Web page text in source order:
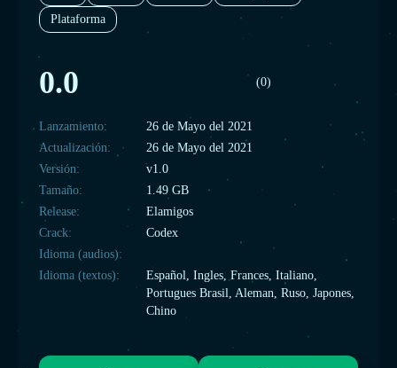
Plataforma
0.0 (0)
Lanzamiento:
26 de Mayo del 2021
Actualización:
26 de Mayo del 2021
Versión:
v1.0
Tamaño:
1.49 GB
Release:
Elamigos
Crack:
Codex
Idioma (audios):
Idioma (textos):
Español, Ingles, Frances, Italiano,
Portugues Brasil, Aleman, Ruso, Japones,
Chino